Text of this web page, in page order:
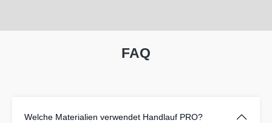
FAQ
Welche Materialien verwendet Handlauf PRO?